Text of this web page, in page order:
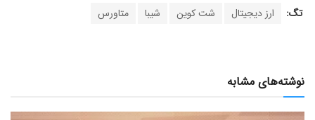
تگ: ارز دیجیتال شت کوین شیبا متاورس
نوشته‌های مشابه